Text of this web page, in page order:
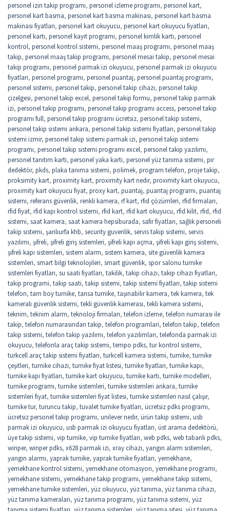
personel izin takip programı, personel izleme programı, personel kart,
personel kart basma, personel kart basma makinası, personel kart basma
makinası fiyatları, personel kart okuyucu, personel kart okuyucu fiyatları,
personel kartı, personel kayıt programı, personel kimlik kartı, personel
kontrol, personel kontrol sistemi, personel maaş programı, personel maaş
takip, personel maaş takip programı, personel mesai takip, personel mesai
takip programı, personel parmak izi okuyucu, personel parmak izi okuyucu
fiyatları, personel programı, personel puantaj, personel puantaj programı,
personel sistemi, personel takip, personel takip cihazı, personel takip
çizelgesi, personel takip excel, personel takip formu, personel takip parmak
izi, personel takip programı, personel takip programı access, personel takip
programı full, personel takip programı ücretsiz, personel takip sistemi,
personel takip sistemi ankara, personel takip sistemi fiyatları, personel takip
sistemi izmir, personel takip sistemi parmak izi, personel takip sistemi
programı, personel takip sistemi programı excel, personel takip yazılımı,
personel tanıtım kartı, personel yaka kartı, personel yüz tanıma sistemi, pır
dedektör, pkds, plaka tanıma sistemi, polimek, program telefon, proje takip,
proksimity kart, proximity kart, proximity kart nedir, proximity kart okuyucu,
proximity kart okuyucu fiyat, proxy kart, puantaj, puantaj programı, puantaj
sistemi, referans güvenlik, renkli kamera, rf kart, rfid çözümleri, rfid firmaları,
rfid fiyat, rfid kapı kontrol sistemi, rfid kart, rfid kart okuyucu, rfid kilit, rfıd, rfıd
sistemi, saat kamera, saat kamera hepsiburada, safir fiyatları, sağlık personeli
takip sistemi, şanlıurfa khb, security guvenlik, servis takip sistemi, servis
yazılımı, şifreli, şifreli giriş sistemleri, şifreli kapı açma, şifreli kapı giriş sistemi,
şifreli kapı sistemleri, sistem alarm, sistem kamera, site güvenlik kamera
sistemleri, smart bilgi teknolojileri, smart güvenlik, spor salonu turnike
sistemleri fiyatları, su saati fiyatları, takilik, takip cihazı, takip cihazı fiyatları,
takip programi, takip saati, takip sistemi, takip sistemi fiyatları, takip sistemi
telefon, tam boy turnike, tansa turnike, taşınabilir kamera, tek kamera, tek
kameralı güvenlik sistemi, tekli güvenlik kamerası, tekli kamera sistemi,
teknim, teknim alarm, teknoloji firmaları, telefon izleme, telefon numarası ile
takip, telefon numarasından takip, telefon programlari, telefon takip, telefon
takip sistemi, telefon takip yazılımı, telefon yazılımları, telefonda parmak izi
okuyucu, telefonla araç takip sistemi, tempo pdks, tur kontrol sistemi,
turkcell araç takip sistemi fiyatları, turkcell kamera sistemi, turnike, turnike
çeşitleri, turnike cihazı, turnike fiyat listesi, turnike fiyatları, turnike kapı,
turnike kapı fiyatları, turnike kart okuyucu, turnike kartı, turnike modelleri,
turnike programı, turnike sistemleri, turnike sistemleri ankara, turnike
sistemleri fiyat, turnike sistemleri fiyat listesi, turnike sistemleri nasıl çalışır,
turnike tur, turuncu takip, tuvalet turnike fiyatları, ücretsiz pdks programı,
ücretsiz personel takip programı, unilever nedir, ürün takip sistemi, usb
parmak izi okuyucu, usb parmak izi okuyucu fiyatları, üst arama dedektörü,
üye takip sistemi, vip turnike, vip turnike fiyatları, web pdks, web tabanlı pdks,
winper, winper pdks, x628 parmak izi, xray cihazı, yangın alarm sistemleri,
yangın alarmı, yaprak turnike, yaprak turnike fiyatları, yemekhane,
yemekhane kontrol sistemi, yemekhane otomasyon, yemekhane programı,
yemekhane sistemi, yemekhane takip programı, yemekhane takip sistemi,
yemekhane turnike sistemleri, yüz okuyucu, yüz tanıma, yüz tanıma cihazı,
yüz tanıma kameraları, yüz tanıma programı, yüz tanıma sistemi, yüz